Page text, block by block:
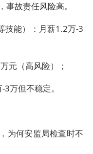
事故责任风险高。
技能）：月薪1.2万-3
元（高风险）；
万但不稳定。
为何安监局检查时不